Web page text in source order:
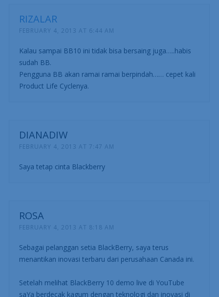
RIZALAR
FEBRUARY 4, 2013 AT 6:44 AM
Kalau sampai BB10 ini tidak bisa bersaing juga…..habis
sudah BB.
Pengguna BB akan ramai ramai berpindah…… cepet kali
Product Life Cyclenya.
DIANADIW
FEBRUARY 4, 2013 AT 7:47 AM
Saya tetap cinta Blackberry
ROSA
FEBRUARY 4, 2013 AT 8:18 AM
Sebagai pelanggan setia BlackBerry, saya terus
menantikan inovasi terbaru dari perusahaan Canada ini.
Setelah melihat BlackBerry 10 demo live di YouTube
saYa berdecak kagum dengan teknologi dan inovasi di